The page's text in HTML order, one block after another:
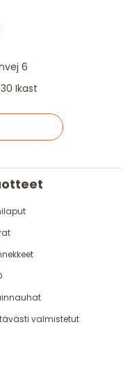
6
Ikast
valmistetut